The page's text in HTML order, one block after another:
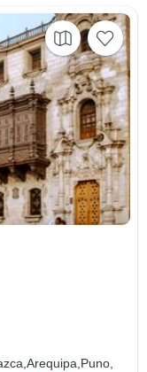
Arequipa,Puno,